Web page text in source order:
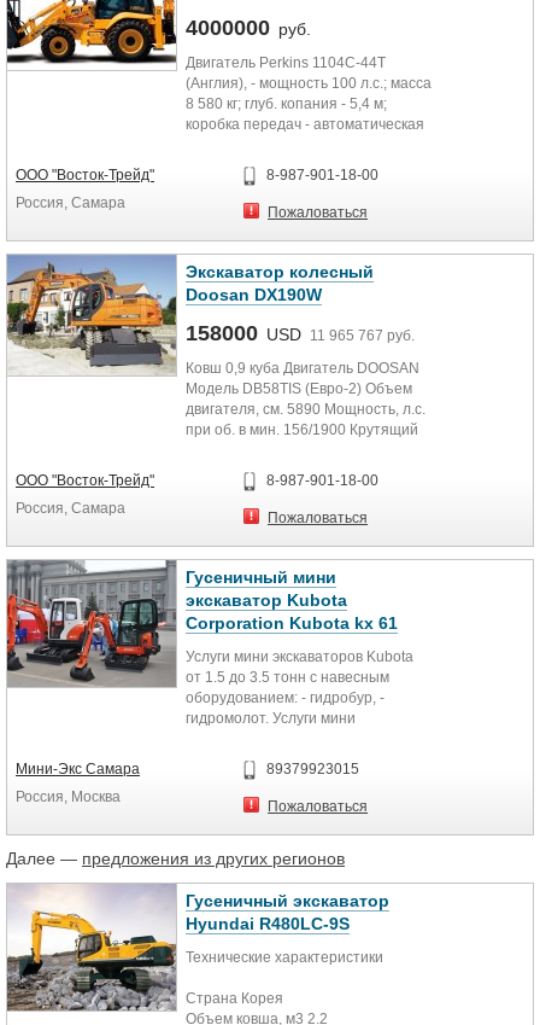
4000000 руб.
Двигатель Perkins 1104C-44T
(Англия), - мощность 100 л.с.; масса
8 580 кг; глуб. копания - 5,4 м;
коробка передач - автоматическая
ООО "Восток-Трейд"
Россия, Самара
8-987-901-18-00
Пожаловаться
Экскаватор колесный
Doosan DX190W
158000 USD 11 965 767 руб.
Ковш 0,9 куба Двигатель DOOSAN
Модель DB58TIS (Евро-2) Объем
двигателя, см. 5890 Мощность, л.с.
при об. в мин. 156/1900 Крутящий
ООО "Восток-Трейд"
Россия, Самара
8-987-901-18-00
Пожаловаться
Гусеничный мини
экскаватор Kubota
Corporation Kubota kx 61
Услуги мини экскаваторов Kubota
от 1.5 до 3.5 тонн с навесным
оборудованием: - гидробур, -
гидромолот. Услуги мини
Мини-Экс Самара
Россия, Москва
89379923015
Пожаловаться
Далее — предложения из других регионов
Гусеничный экскаватор
Hyundai R480LC-9S
Технические характеристики
Страна Корея
Объем ковша, м3 2.2